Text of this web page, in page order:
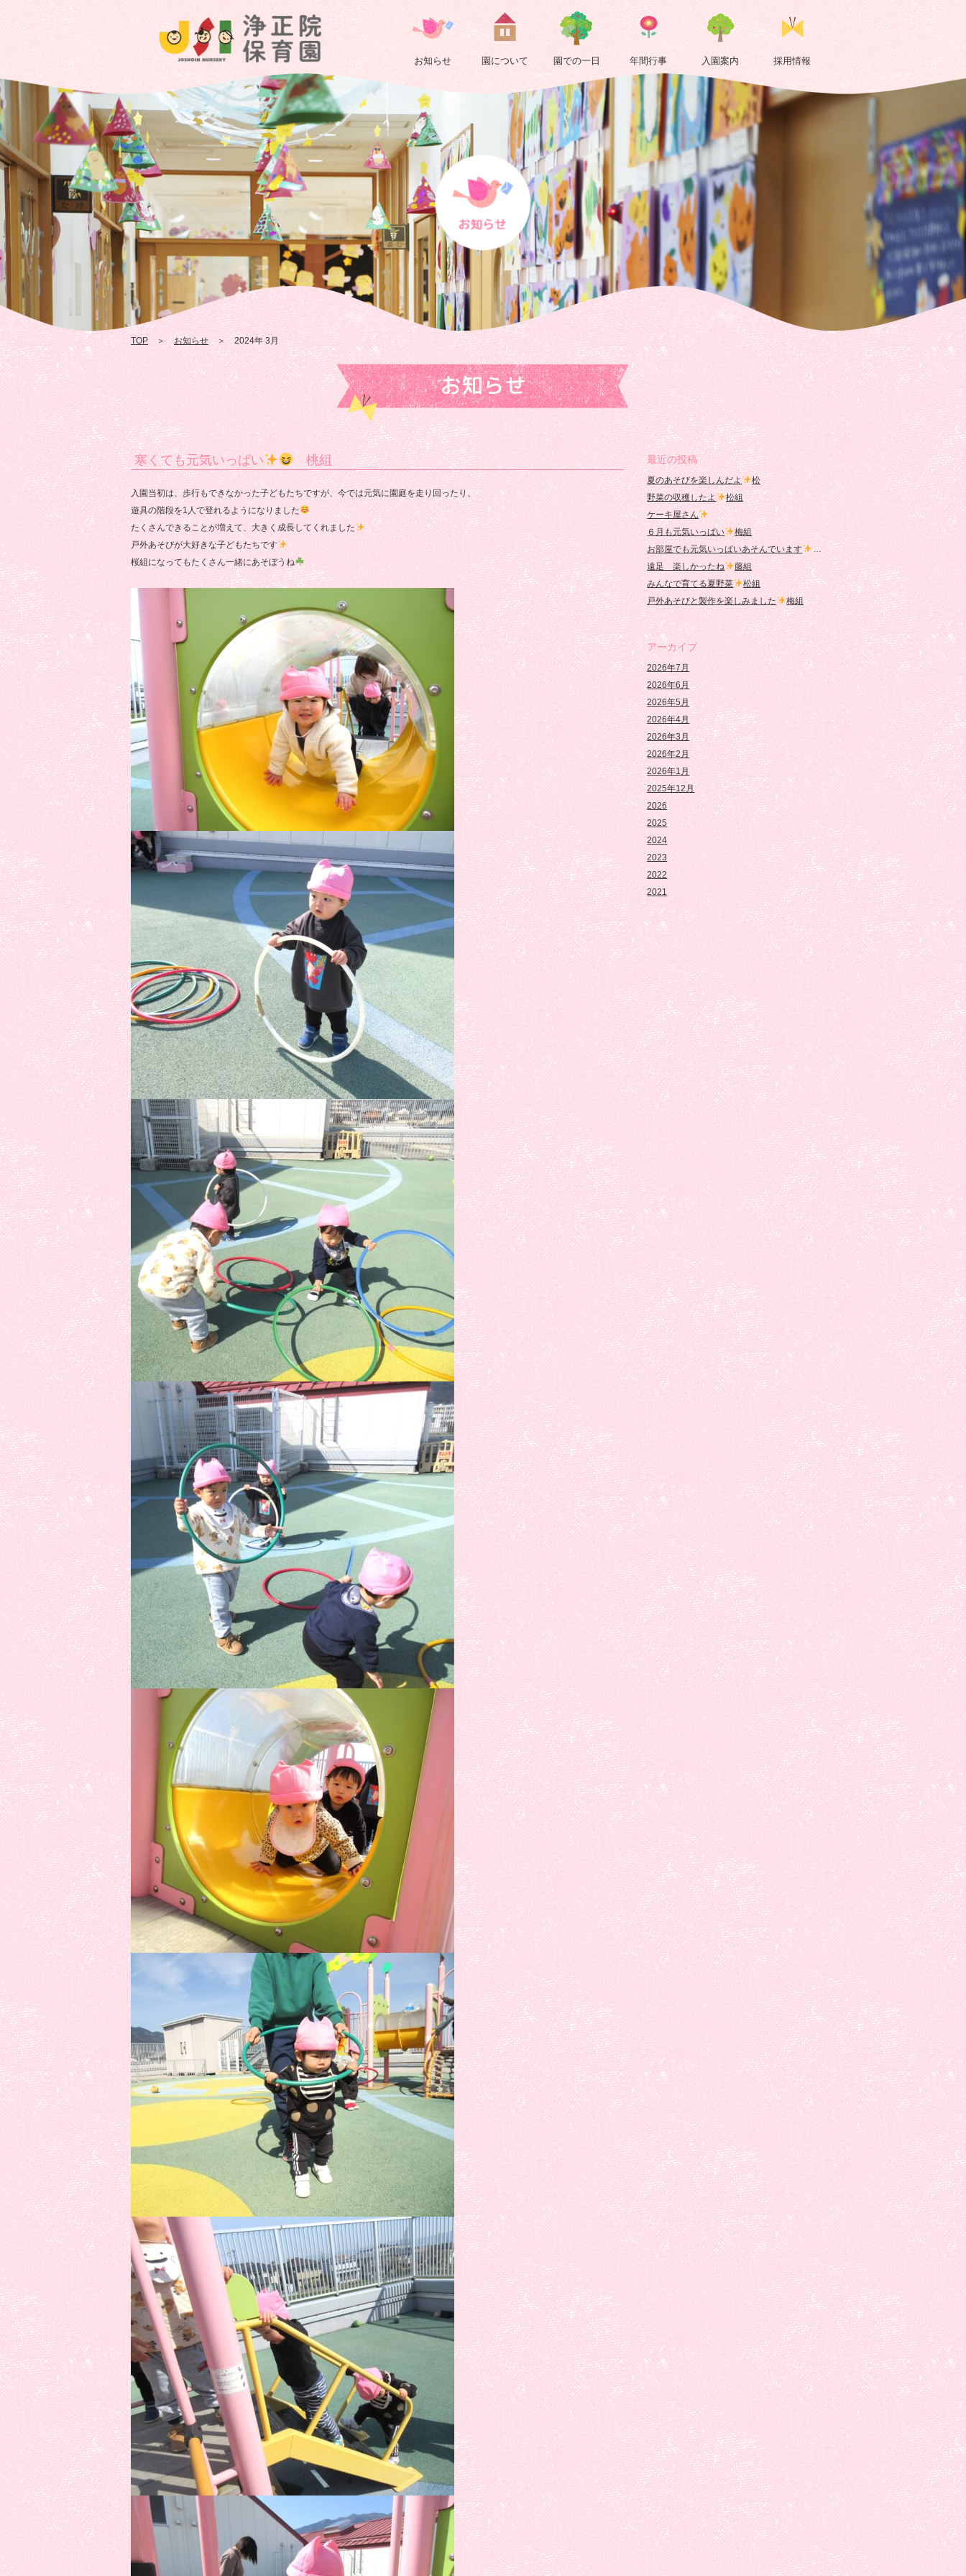
月
|
浄
正
保
育
園
お知らせ 園について 園での一日 年間行事 入園案内 採用情報
TOP ＞ お知らせ＞ 2024年 3月
お知らせ
寒くても元気いっぱい 桃組
入園当初は、歩行もできなかった子どもたちですが、今では元気に園庭を走り回ったり、
遊具の階段を1人で登れるようになりました
たくさんできることが増えて、大きく成長してくれました
戸外あそびが大好きな子どもたちです
桜組になってもたくさん一緒にあそぼうね
最近の投稿
夏のあそびを楽しんだよ
松
野菜の収穫したよ
松組
ケーキ屋さん
６月も元気いっぱい
梅組
お部屋でも元気いっぱいあそんでいます
桜組
遠足 楽しかったね
藤組
みんなで育てる夏野菜
松組
戸外あそびと製作を楽しみました
梅組
アーカイブ
2026年7月
2026年6月
2026年5月
2026年4月
2026年3月
2026年2月
2026年1月
2025年12月
2026
2025
2024
2023
2022
2021